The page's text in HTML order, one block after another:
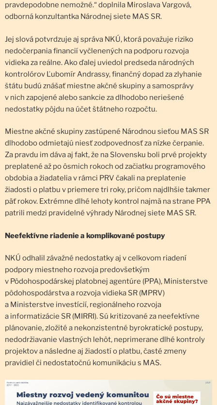
pravdepodobne nemožné.“ doplnila Miroslava Vargová,
odborná konzultantka Národnej siete MAS SR.
Jej slová potvrdzuje aj správa NKÚ, ktorá považuje riziko
nedočerpania financií vyčlenených na podporu rozvoja
vidieka za reálne. Ako ďalej uviedol predseda národných
kontrolórov Ľubomír Andrassy, finančný dopad za zlyhanie
štátu budú znášať miestne akčné skupiny a samosprávy
v nich zapojené alebo sankcie za dlhodobo neriešené
nedostatky pôjdu na účet štátneho rozpočtu.
Miestne akčné skupiny zastúpené Národnou sieťou MAS SR
dlhodobo odmietajú niesť zodpovednosť za nízke čerpanie.
Za pravdu im dáva aj fakt, že na Slovensku boli prvé projekty
preplatené až po ôsmich rokoch od začiatku programového
obdobia a žiadatelia v rámci PRV čakali na preplatenie
žiadosti o platbu v priemere tri roky, pričom najdlhšie takmer
päť rokov. Extrémne dlhé lehoty kontrol najmä na strane PPA
patrili medzi pravidelné výhrady Národnej siete MAS SR.
Neefektívne riadenie a komplikované postupy
NKÚ odhalil závažné nedostatky aj v celkovom riadení
podpory miestneho rozvoja predovšetkým
v Pôdohospodárskej platobnej agentúre (PPA), Ministerstve
pôdohospodárstva a rozvoja vidieka SR (MPRV)
a Ministerstve investícií, regionálneho rozvoja
a informatizácie SR (MIRRI). Sú kritizované za neefektívne
plánovanie, zložité a nekonzistentné byrokratické postupy,
nedodržiavanie vlastných lehôt, neprimerane dlhé kontroly
projektov a následne aj žiadostí o platbu, časté zmeny
pravidiel či nedostatočnú komunikáciu s MAS.